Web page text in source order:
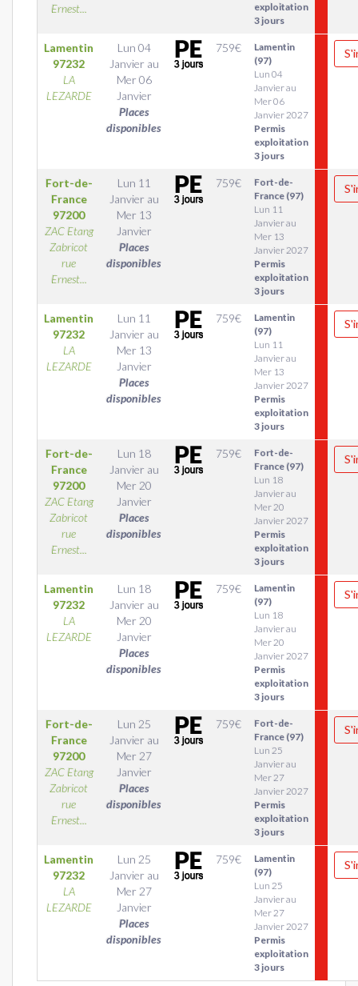
Ernest...
exploitation
3 jours
Lamentin
97232
LA
LEZARDE
Lun 04
Janvier au
Mer 06
Janvier
Places
disponibles
759€
Lamentin
(97)
Lun 04
Janvier au
Mer 06
Janvier 2027
Permis
exploitation
3 jours
Fort-de-
France
97200
ZAC Etang
Zabricot
rue
Ernest...
Lun 11
Janvier au
Mer 13
Janvier
Places
disponibles
759€
Fort-de-
France (97)
Lun 11
Janvier au
Mer 13
Janvier 2027
Permis
exploitation
3 jours
Lamentin
97232
LA
LEZARDE
Lun 11
Janvier au
Mer 13
Janvier
Places
disponibles
759€
Lamentin
(97)
Lun 11
Janvier au
Mer 13
Janvier 2027
Permis
exploitation
3 jours
Fort-de-
France
97200
ZAC Etang
Zabricot
rue
Ernest...
Lun 18
Janvier au
Mer 20
Janvier
Places
disponibles
759€
Fort-de-
France (97)
Lun 18
Janvier au
Mer 20
Janvier 2027
Permis
exploitation
3 jours
Lamentin
97232
LA
LEZARDE
Lun 18
Janvier au
Mer 20
Janvier
Places
disponibles
759€
Lamentin
(97)
Lun 18
Janvier au
Mer 20
Janvier 2027
Permis
exploitation
3 jours
Fort-de-
France
97200
ZAC Etang
Zabricot
rue
Ernest...
Lun 25
Janvier au
Mer 27
Janvier
Places
disponibles
759€
Fort-de-
France (97)
Lun 25
Janvier au
Mer 27
Janvier 2027
Permis
exploitation
3 jours
Lamentin
97232
LA
LEZARDE
Lun 25
Janvier au
Mer 27
Janvier
Places
disponibles
759€
Lamentin
(97)
Lun 25
Janvier au
Mer 27
Janvier 2027
Permis
exploitation
3 jours